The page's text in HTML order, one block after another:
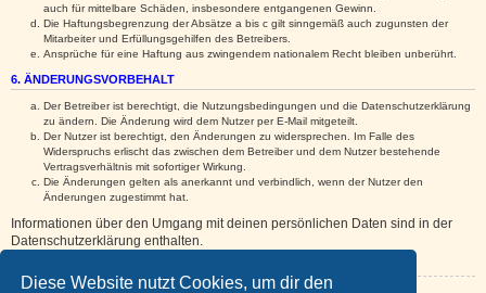
Diese Website nutzt Cookies, um dir den
auch für mittelbare Schäden, insbesondere entgangenen Gewinn.
Die Haftungsbegrenzung der Absätze a bis c gilt sinngemäß auch zugunsten der
Mitarbeiter und Erfüllungsgehilfen des Betreibers.
Ansprüche für eine Haftung aus zwingendem nationalem Recht bleiben unberührt.
6. ÄNDERUNGSVORBEHALT
Der Betreiber ist berechtigt, die Nutzungsbedingungen und die Datenschutzerklärung
zu ändern. Die Änderung wird dem Nutzer per E-Mail mitgeteilt.
Der Nutzer ist berechtigt, den Änderungen zu widersprechen. Im Falle des
Widerspruchs erlischt das zwischen dem Betreiber und dem Nutzer bestehende
Vertragsverhältnis mit sofortiger Wirkung.
Die Änderungen gelten als anerkannt und verbindlich, wenn der Nutzer den
Änderungen zugestimmt hat.
Informationen über den Umgang mit deinen persönlichen Daten sind in der
Datenschutzerklärung enthalten.